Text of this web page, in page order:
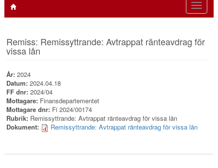
Toggle
Remiss: Remissyttrande: Avtrappat ränteavdrag för
vissa lån
År:2024
Datum:2024.04.18
FF dnr:2024/04
Mottagare: Finansdepartementet
Mottagare dnr: Fi 2024/00174
Rubrik: Remissyttrande: Avtrappat ränteavdrag för vissa lån
Dokument:
Remissyttrande: Avtrappat ränteavdrag för vissa lån